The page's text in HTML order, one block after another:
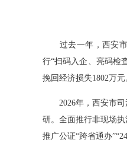
过去一年，西安市
行“扫码入企、亮码检
挽回经济损失1802万
2026年，西安市司
研。全面推行非现场执
推广公证“跨省通办